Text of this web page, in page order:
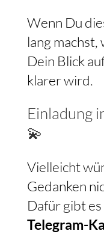
Wenn Du
lang
Dein Blick
klarer wird.
Einladung
💫
Vielleicht
Gedanken
Dafür gibt
Telegram-